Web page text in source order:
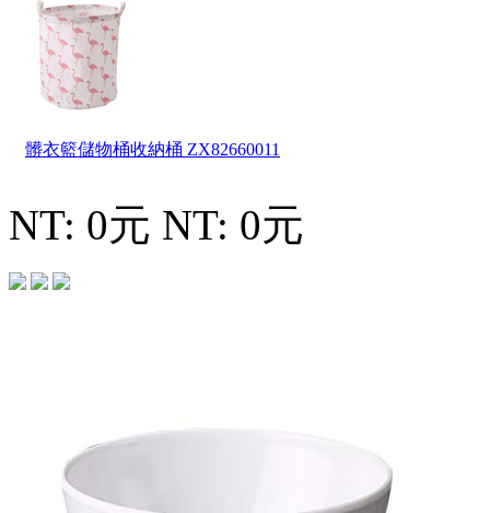
髒衣籃儲物桶收納桶 ZX82660011
NT: 0元 NT: 0元